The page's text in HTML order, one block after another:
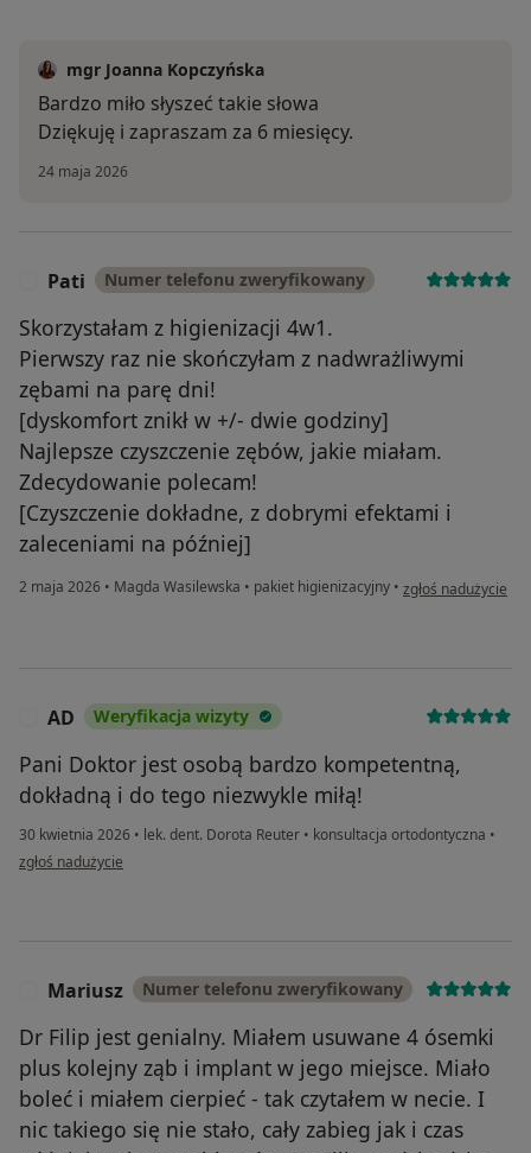
mgr Joanna Kopczyńska
Bardzo miło słyszeć takie słowa
Dziękuję i zapraszam za 6 miesięcy.
24 maja 2026
Pati Numer telefonu zweryfikowany
Skorzystałam z higienizacji 4w1.
Pierwszy raz nie skończyłam z nadwrażliwymi
zębami na parę dni!
[dyskomfort znikł w +/- dwie godziny]
Najlepsze czyszczenie zębów, jakie miałam.
Zdecydowanie polecam!
[Czyszczenie dokładne, z dobrymi efektami i
zaleceniami na później]
2 maja 2026 • Magda Wasilewska • pakiet higienizacyjny • w opinii
zgłoś nadużycie
AD Weryfikacja wizyty
Pani Doktor jest osobą bardzo kompetentną,
dokładną i do tego niezwykle miłą!
30 kwietnia 2026 • lek. dent. Dorota Reuter • konsultacja ortodontyczna •
w opinii użytkownika AD
zgłoś nadużycie
Mariusz Numer telefonu zweryfikowany
Dr Filip jest genialny. Miałem usuwane 4 ósemki
plus kolejny ząb i implant w jego miejsce. Miało
boleć i miałem cierpieć - tak czytałem w necie. I
nic takiego się nie stało, cały zabieg jak i czas